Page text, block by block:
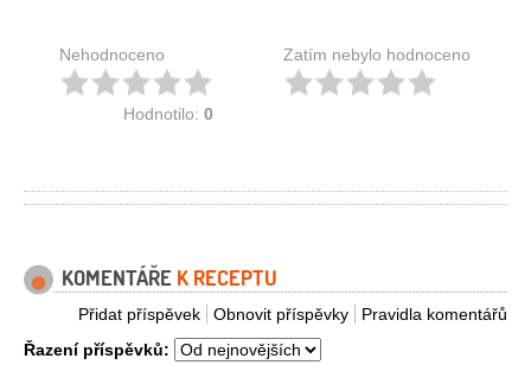
Nehodnoceno
Hodnotilo: 0
Zatím nebylo hodnoceno
KOMENTÁŘE K RECEPTU
Pravidla komentářů
Obnovit příspěvky
Přidat příspěvek
Řazení příspěvků: